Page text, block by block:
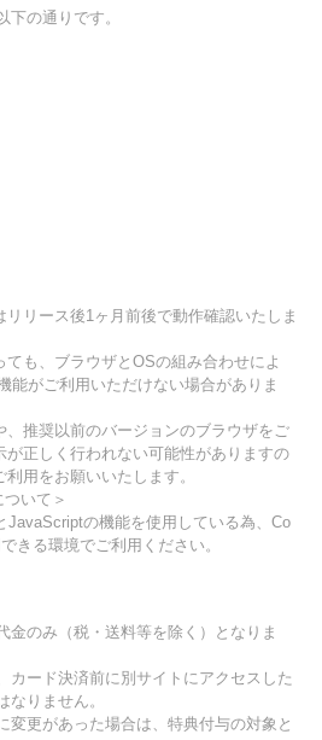
下の通りです。
リース後1ヶ月前後で動作確認いたしま
も、ブラウザとOSの組み合わせによ
能がご利用いただけない場合がありま
推奨以前のバージョンのブラウザをご
が正しく行われない可能性がありますの
用をお願いいたします。
いて＞
JavaScriptの機能を使用している為、Co
きる環境でご利用ください。
金のみ（税・送料等を除く）となりま
カード決済前に別サイトにアクセスした
なりません。
変更があった場合は、特典付与の対象と